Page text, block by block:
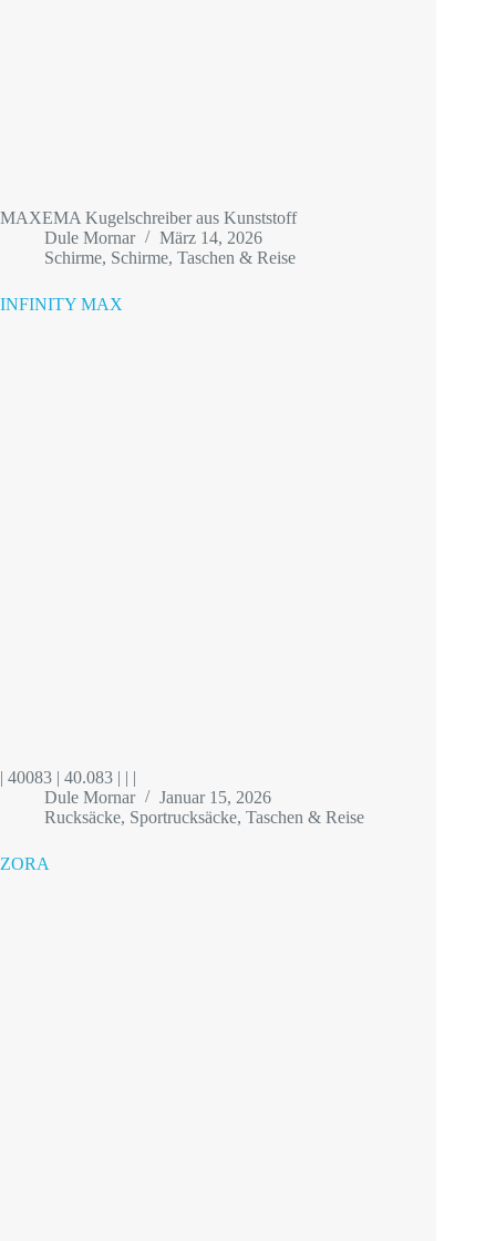
MAXEMA Kugelschreiber aus Kunststoff
Dule Mornar
März 14, 2026
Schirme, Schirme, Taschen & Reise
INFINITY MAX
| 40083 | 40.083 | | |
Dule Mornar
Januar 15, 2026
Rucksäcke, Sportrucksäcke, Taschen & Reise
ZORA